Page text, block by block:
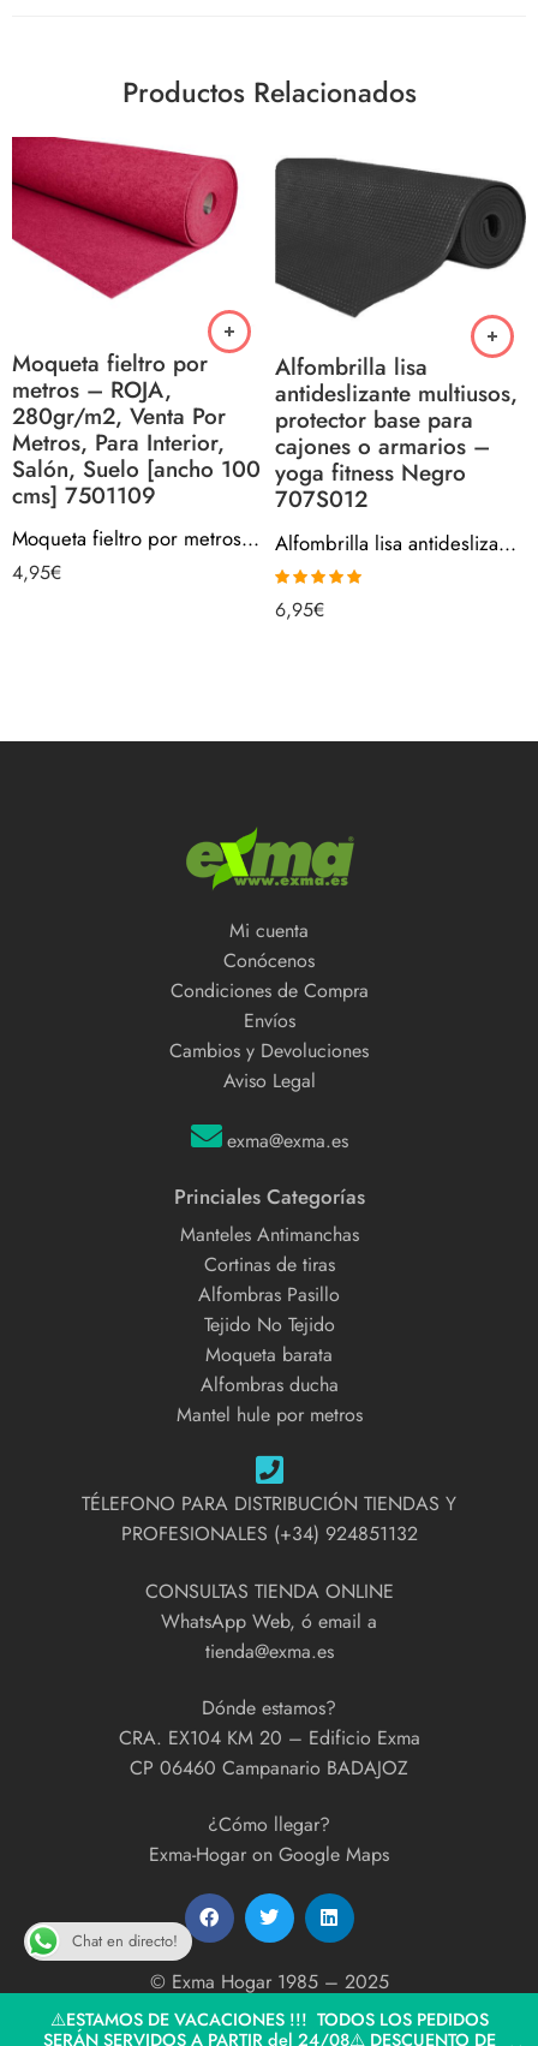
⚠️ESTAMOS DE VACACIONES !!! TODOS LOS PEDIDOS
SERÁN SERVIDOS A PARTIR del 24/08⚠️ DESCUENTO DE
Productos Relacionados
Moqueta fieltro por
metros – ROJA,
280gr/m2, Venta Por
Metros, Para Interior,
Salón, Suelo [ancho 100
cms] 7501109
Moqueta fieltro por metros – ROJA, 280gr/m2, Venta Por Metros, Para Interior, Salón, Suelo [ancho 100 cms] 7501109
4,95€
Alfombrilla lisa
antideslizante multiusos,
protector base para
cajones o armarios –
yoga fitness Negro
707S012
Alfombrilla lisa antideslizante multiusos, protector base para cajones o armarios – yoga fitness Negro 707S012
Valorado con
5.00de 5
6,95€
Mi cuenta
Conócenos
Condiciones de Compra
Envíos
Cambios y Devoluciones
Aviso Legal
exma@exma.es
Princiales Categorías
Manteles Antimanchas
Cortinas de tiras
Alfombras Pasillo
Tejido No Tejido
Moqueta barata
Alfombras ducha
Mantel hule por metros
TÉLEFONO PARA DISTRIBUCIÓN TIENDAS Y
PROFESIONALES (+34) 924851132
CONSULTAS TIENDA ONLINE
WhatsApp Web, ó email a
tienda@exma.es
Dónde estamos?
CRA. EX104 KM 20 – Edificio Exma
CP 06460 Campanario BADAJOZ
¿Cómo llegar?
Exma-Hogar on Google Maps
© Exma Hogar 1985 – 2025
developed by ExmaPrint!
Chat en directo!